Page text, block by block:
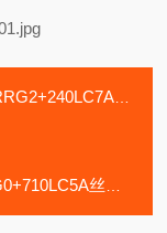
轴承导轨
丝杠导轨滑块